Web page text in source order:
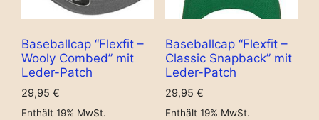
Baseballcap “Flexfit –
Wooly Combed” mit
Leder-Patch
29,95 €
Enthält 19% MwSt.
Baseballcap “Flexfit –
Classic Snapback” mit
Leder-Patch
29,95 €
Enthält 19% MwSt.